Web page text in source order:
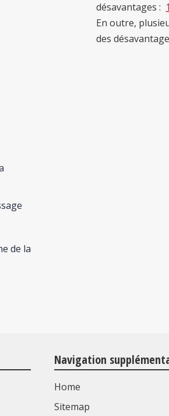
de la
désavantages :
En outre,
des
Navigation
Home
Sitemap